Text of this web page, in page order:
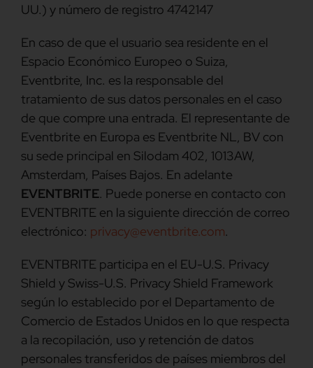
UU.) y número de registro 4742147
En caso de que el usuario sea residente en el
Espacio Económico Europeo o Suiza,
Eventbrite, Inc. es la responsable del
tratamiento de sus datos personales en el caso
de que compre una entrada. El representante de
Eventbrite en Europa es Eventbrite NL, BV con
su sede principal en Silodam 402, 1013AW,
Amsterdam, Países Bajos. En adelante
EVENTBRITE. Puede ponerse en contacto con
EVENTBRITE en la siguiente dirección de correo
electrónico: privacy@eventbrite.com.
EVENTBRITE participa en el EU-U.S. Privacy
Shield y Swiss-U.S. Privacy Shield Framework
según lo establecido por el Departamento de
Comercio de Estados Unidos en lo que respecta
a la recopilación, uso y retención de datos
personales transferidos de países miembros del